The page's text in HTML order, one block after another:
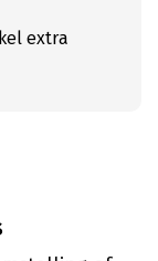
extra